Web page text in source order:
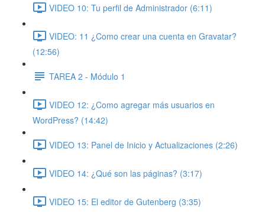
VIDEO 10: Tu perfil de Administrador (6:11)
VIDEO: 11 ¿Como crear una cuenta en Gravatar?
(12:56)
TAREA 2 - Módulo 1
VIDEO 12: ¿Como agregar más usuarios en
WordPress? (14:42)
VIDEO 13: Panel de Inicio y Actualizaciones (2:26)
VIDEO 14: ¿Qué son las páginas? (3:17)
VIDEO 15: El editor de Gutenberg (3:35)